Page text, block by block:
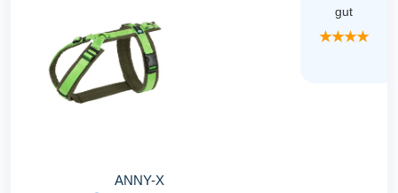
ANNY-X
gut
★★★★